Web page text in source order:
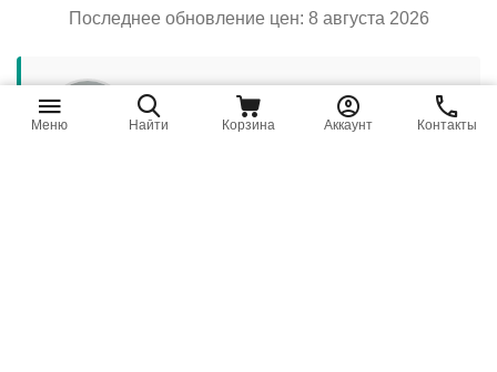
Последнее обновление цен: 8 августа 2026
Меню Найти Корзина Аккаунт Контакты